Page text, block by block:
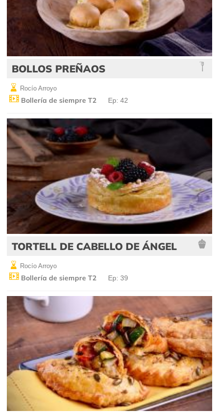
BOLLOS PREÑAOS
Rocío Arroyo
Bollería de siempre T2 Ep: 42
TORTELL DE CABELLO DE ÁNGEL
Rocío Arroyo
Bollería de siempre T2 Ep: 39